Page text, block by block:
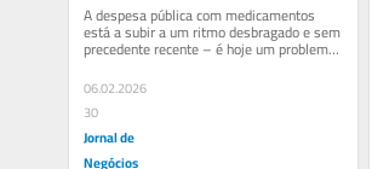
A despesa pública com medicamentos
está a subir a um ritmo desbragado e sem
precedente recente – é hoje um problema
evidente...
06.02.2026
30
Jornal de
Negócios